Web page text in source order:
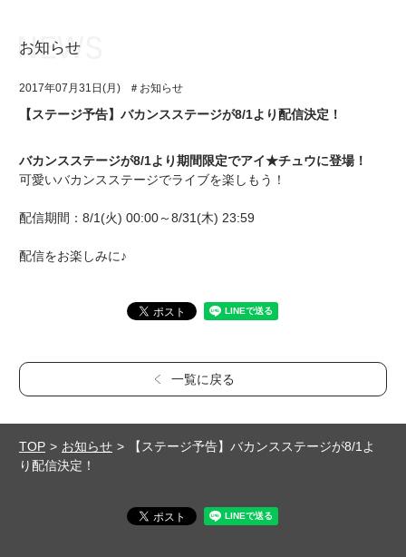
アプリゲーム
イベント・キャンペーン
ミュージック
ユニット&キャラクター
アプリゲーム
イベント・キャンペーン
お知らせ
2017年07月31日(月) ＃お知らせ
【ステージ予告】バカンスステージが8/1より配信決定！
バカンスステージが8/1より期間限定でアイ★チュウに登場！
可愛いバカンスステージでライブを楽しもう！
配信期間：8/1(火) 00:00～8/31(木) 23:59
配信をお楽しみに♪
一覧に戻る
TOP お知らせ
【ステージ予告】バカンスステージが8/1よ
り配信決定！